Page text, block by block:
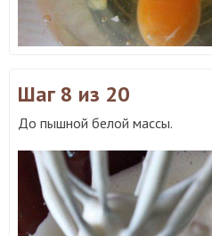
Шаг 8 из 20
До пышной белой массы.